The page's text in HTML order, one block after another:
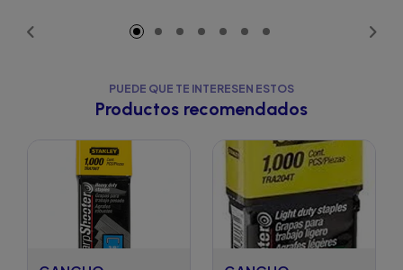
PUEDE QUE TE INTERESEN ESTOS
Productos recomendados